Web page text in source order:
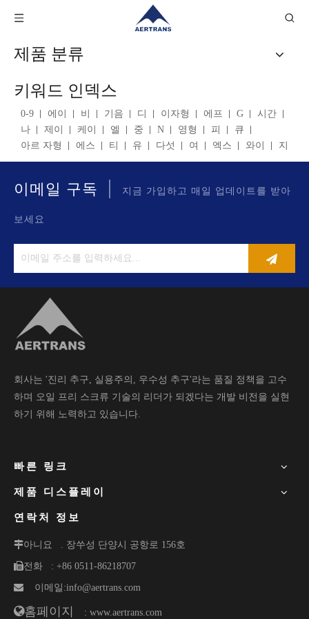
제품 분류
키워드 인덱스
0-9 에이 비 기음 디 이자형 에프 G
시간
나
제이 케이 엘 중 N 영형 피
큐
아르 자형
에스 티 유 다섯 여 엑스 와이 지
이메일 구독 | 지금 가입하고 매일 업데이트를 받아
보세요
회사는 '진리 추구, 실용주의, 우수성 추구'라는 품질 정책을 고수
하며 오일 프리 스크류 기술의 리더가 되겠다는 개발 비전을 실현
하기 위해 노력하고 있습니다.
빠른 링크
제품 디스플레이
연락처 정보
아니요 . 장쑤성 단양시 공항로 156호
전화 : +86 0511-86218707
 이메일:info@aertrans.com
홈페이지 : www.aertrans.com